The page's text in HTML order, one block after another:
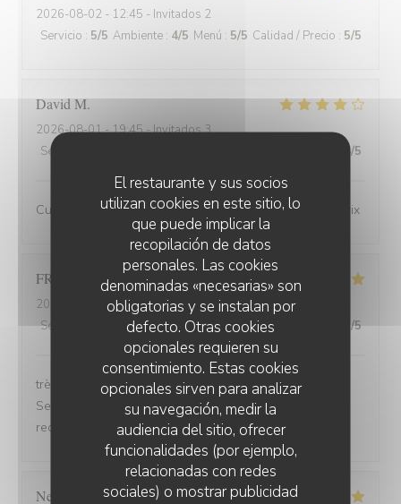
El restaurante y sus socios
utilizan cookies en este sitio, lo
que puede implicar la
recopilación de datos
personales. Las cookies
denominadas «necesarias» son
obligatorias y se instalan por
defecto. Otras cookies
opcionales requieren su
consentimiento. Estas cookies
opcionales sirven para analizar
su navegación, medir la
audiencia del sitio, ofrecer
funcionalidades (por ejemplo,
relacionadas con redes
sociales) o mostrar publicidad
2026-08-02 - 12:45 - Invitados 2
Servicio : 5/5 Ambiente : 4/5 Menú : 5/5 Calidad / Precio : 5/5
DavidM
2026-08-01- 19:45 - Invitados 3
Servicio
4/5
Cuisine de bonne qualité pour un bon rapport qualité/prix
FRANCOIS
2026-07-31
- 19:30 - Invitados 2
Servicio
Ambiente:5 /5 Menú :5/5 Calidad / Precio /5
très bonne soirée et très bon dîner, comme d'habitude.
Serveuse et serveur très professionnels. Nous
recommandons, jamais déçu.
Nelly